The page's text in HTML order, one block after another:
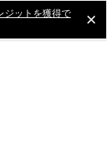
ジットを獲得で